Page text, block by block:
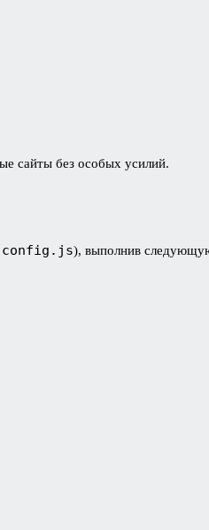
сайты без особых усилий.
), выполнив